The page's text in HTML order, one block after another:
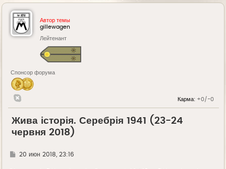
Автор темы
gillewagen
Лейтенант
Спонсор форума
Карма: +0/-0
Жива історія. Серебрія 1941 (23-24
червня 2018)
Г20 июн 2018, 23:16